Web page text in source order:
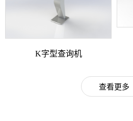
K字型查询机
查看更多